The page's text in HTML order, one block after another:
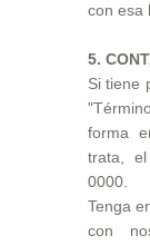
con esa
5.
Si tiene
forma
trata,
0000.
Tenga
con